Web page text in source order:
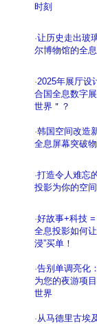
时刻
·让历史走出玻
尔博物馆的全
·2025年展厅设
合国全息数字
世界＂？
·韩国空间改造
全息屏幕突破
·打造令人难忘
投影为你的空
·好故事+科技
全息投影如何
浸”买单！
·告别单调亮化
为您的夜游项
世界
·从马德里古埃